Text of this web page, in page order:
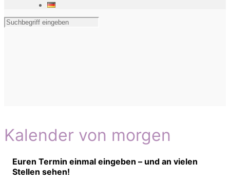
Kalender von morgen
Euren Termin einmal eingeben – und an vielen
Stellen sehen!